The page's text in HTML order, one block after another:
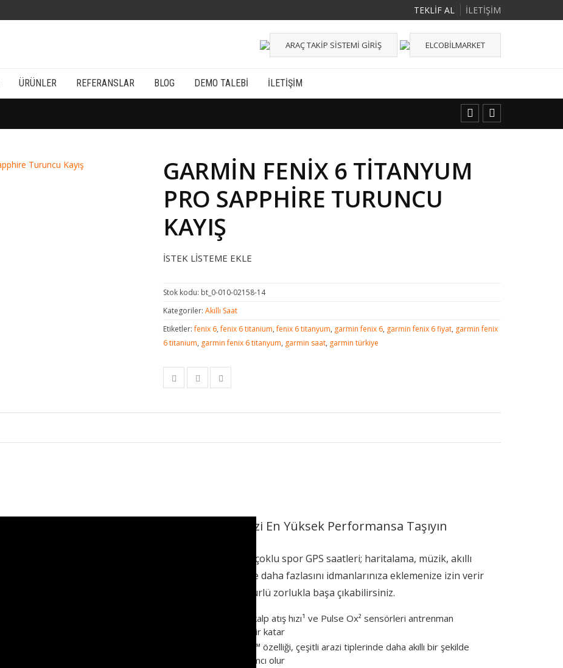
TEKLİF AL İLETİŞİM
ARAÇ TAKIP SISTEMI GIRIŞ ELCOBILMARKET
ÜRÜNLER REFERANSLAR BLOG DEMO TALEBI İLETIŞIM
GARMIN FENIX 6 TITANYUM
PRO SAPPHIRE TURUNCU
KAYIŞ
İSTEK LISTEME EKLE
Stok kodu: bt_0-010-02158-14
Kategoriler: Akıllı Saat
Etiketler:fenix 6,fenix 6 titanium,fenix 6 titanyum, garmin fenix 6, garmin fenix 6 fiyat, garmin fenix
6 titanium, garmin fenix 6 titanyum, garmin saat, garmin türkiye
Kendinizi En Yüksek Performansa Taşıyın
Bu dayanıklı fenix çoklu spor GPS saatleri; haritalama, müzik, akıllı
adım planlayıcısı ve daha fazlasını idmanlarınıza eklemenize izin verir
— böylelikle her türlü zorlukla başa çıkabilirsiniz.
Bilekten ölçümlü kalp atış hızı¹ ve Pulse Ox² sensörleri antrenman
aktivitelerinize fikir katar
Dinamik PacePro™ özelliği, çeşitli arazi tiplerinde daha akıllı bir şekilde
çalışmanıza yardımcı olur